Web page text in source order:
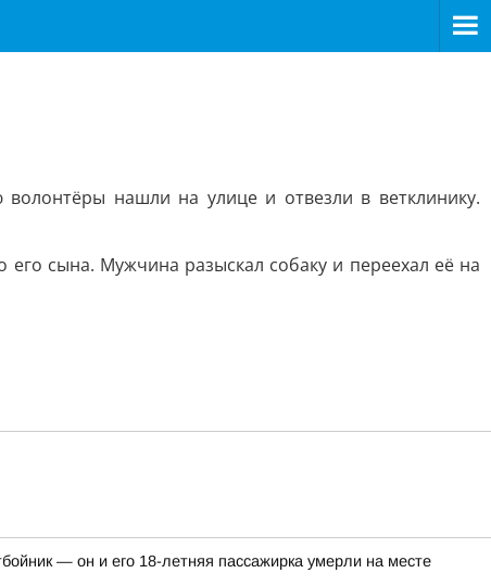
нашли на улице и отвезли в ветклинику.
сына. Мужчина разыскал собаку и переехал её на
— он и его 18-летняя пассажирка умерли на месте